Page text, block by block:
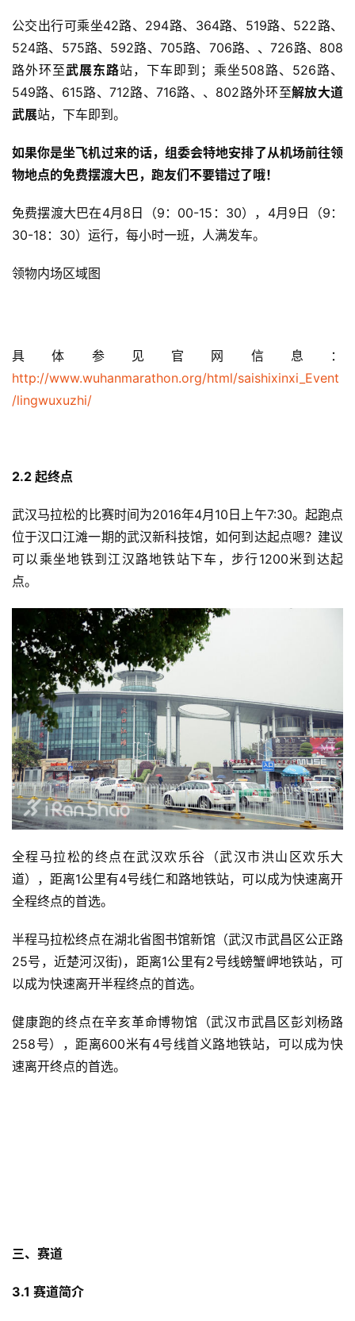
比
观
察
备
视
频
精
运
动
集
公交出行可乘坐42路、294路、364路、519路、522路、
524路、575路、592路、705路、706路、、726路、808
路外环至武展东路站，下车即到；乘坐508路、526路、
549路、615路、712路、716路、、802路外环至解放大道
武展站，下车即到。
如果你是坐飞机过来的话，组委会特地安排了从机场前往领
物地点的免费摆渡大巴，跑友们不要错过了哦！
免费摆渡大巴在4月8日（9：00-15：30），4月9日（9：
30-18：30）运行，每小时一班，人满发车。
领物内场区域图
具体参见官网信息：
http://www.wuhanmarathon.org/html/saishixinxi_Event
/lingwuxuzhi/
2.2 起终点
武汉马拉松的比赛时间为2016年4月10日上午7:30。起跑点
位于汉口江滩一期的武汉新科技馆，如何到达起点嗯？建议
可以乘坐地铁到江汉路地铁站下车，步行1200米到达起
点。
全程马拉松的终点在武汉欢乐谷（武汉市洪山区欢乐大
道），距离1公里有4号线仁和路地铁站，可以成为快速离开
全程终点的首选。
半程马拉松终点在湖北省图书馆新馆（武汉市武昌区公正路
25号，近楚河汉街)，距离1公里有2号线螃蟹岬地铁站，可
以成为快速离开半程终点的首选。
健康跑的终点在辛亥革命博物馆（武汉市武昌区彭刘杨路
258号），距离600米有4号线首义路地铁站，可以成为快
速离开终点的首选。
三、赛道
3.1 赛道简介